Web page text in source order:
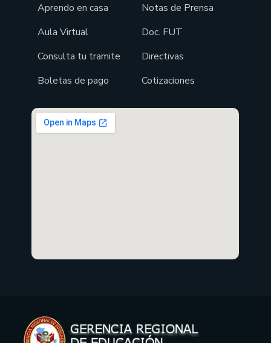
Aprendo en casa
Aula Virtual
Consulta tu tramite
Boletas de pago
Notas de Prensa
Doc. FUT
Directivas
Cotizaciones